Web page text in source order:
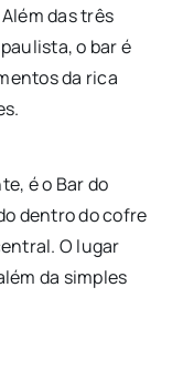
das três
o bar é
da rica
é o Bar do
dentro do cofre
O lugar
da simples